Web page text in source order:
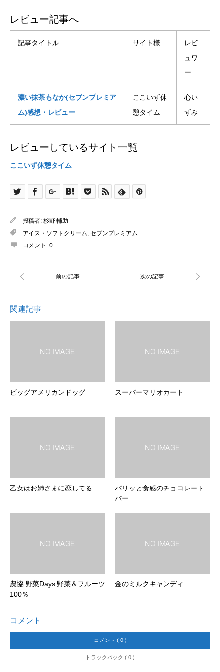
レビュー記事へ
記事タイトル サイト様
レビ
ュワ
ー
濃い抹茶もなか(セブンプレミア
ム)感想・レビュー
ここいず休
憩タイム
心い
ずみ
レビューしているサイト一覧
ここいず休憩タイム
投稿者: 杉野 輔助
アイス・ソフトクリーム, セブンプレミアム
コメント: 0
関連記事
ビッグアメリカンドッグ スーパーマリオカート
乙女はお姉さまに恋してる
パリッと食感のチョコレート
バー
農協 野菜Days 野菜＆フルーツ
100％
金のミルクキャンディ
コメント
コメント ( 0 )
トラックバック ( 0 )